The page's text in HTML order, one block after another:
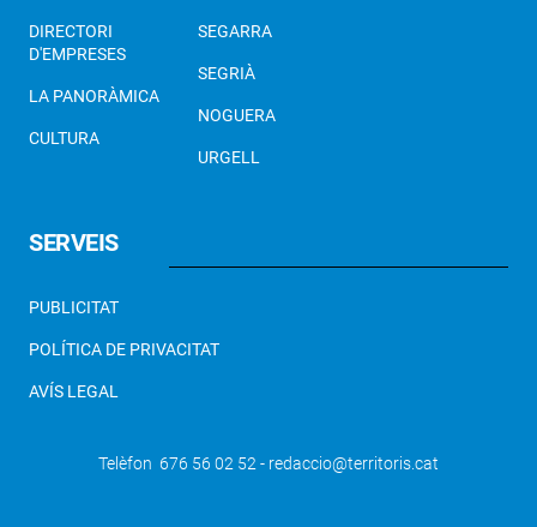
DIRECTORI
D'EMPRESES
LA PANORÀMICA
CULTURA
SEGARRA
SEGRIÀ
NOGUERA
URGELL
SERVEIS
PUBLICITAT
POLÍTICA DE PRIVACITAT
AVÍS LEGAL
Telèfon 676 56 02 52 - redaccio@territoris.cat